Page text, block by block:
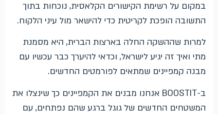
במקום על רשימת הקישורים הקלאסית, נוכחות בתוך
התשובה הופכת לקריטית כדי להישאר מול עיני הלקוח.
למרות שההשקה החלה בארצות הברית, היא מסמנת
מתי ואיך זה יגיע לישראל, וכדאי להיערך כבר עכשיו עם
מבנה קמפיינים שמתאים לפורמטים החדשים.
ב-BOOSTIT אנחנו מבנים את הקמפיינים כך שינצלו את
המשטחים החדשים של גוגל ברגע שהם נפתחים, עם